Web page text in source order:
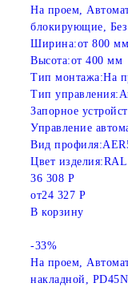
На проем,
блокирующие,
Ширина:от 800 мм
Высота:от 400 мм
Тип монтажа:На
Тип управления:
Запорное
Управление
Вид профиля:
Цвет изделия:RAL
36 308 Р
от24 327 Р
В корзину
-33%
На проем,
накладной,